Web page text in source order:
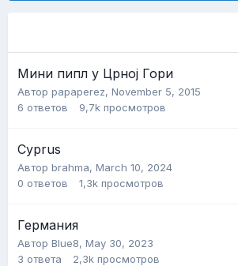
Мини пипл у Црној Гори
Автор papaperez, November 5, 2015
6 ответов 9,7k просмотров
Cyprus
Автор brahma, March 10, 2024
0 ответов 1,3k просмотров
Германия
Автор Blue8, May 30, 2023
3 ответа 2,3k просмотров